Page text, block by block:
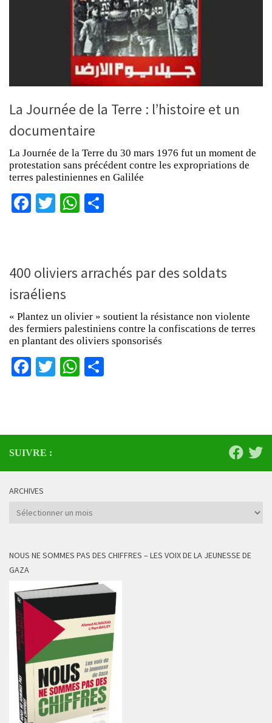
La Journée de la Terre : l’histoire et un
documentaire
La Journée de la Terre du 30 mars 1976 fut un moment de
protestation sans précédent contre les expropriations de
terres palestiniennes en Galilée
Facebook
TwitterWhatsApp
400 oliviers arrachés par des soldats
israéliens
« Plantez un olivier » soutient la résistance non violente
des fermiers palestiniens contre la confiscations de terres
en plantant des oliviers sponsorisés
Facebook
TwitterWhatsApp
SUIVRE :
ARCHIVES
Archives
NOUS NE SOMMES PAS DES CHIFFRES – LES VOIX DE LA JEUNESSE DE
GAZA